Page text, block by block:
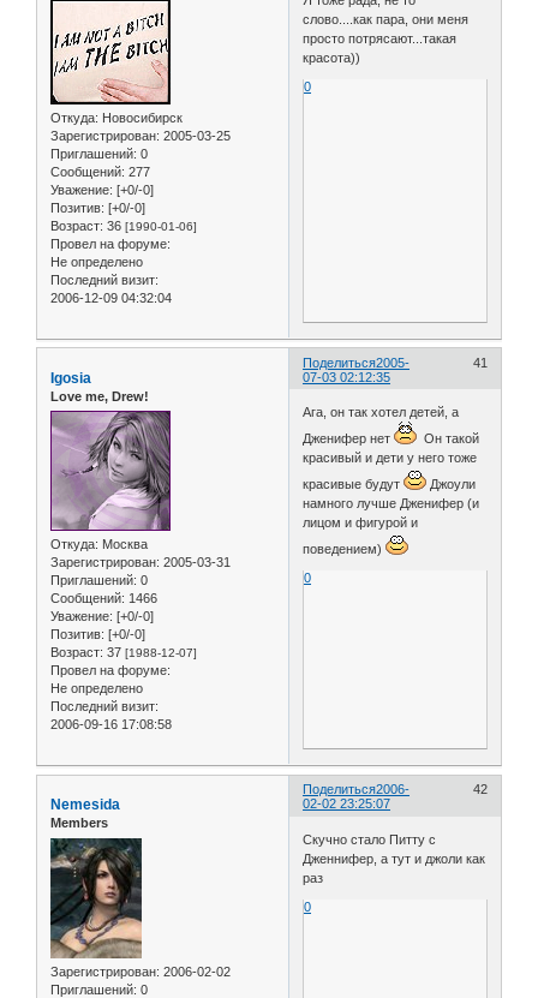
Откуда: Новосибирск
Зарегистрирован: 2005-03-25
Приглашений: 0
Сообщений: 277
Уважение: [+0/-0]
Позитив: [+0/-0]
Возраст: 36 [1990-01-06]
Провел на форуме:
Не определено
Последний визит:
2006-12-09 04:32:04
слово....как пара, они меня
просто потрясают...такая
красота))
0
Поделиться 41
2005-
07-03 02:12:35
Igosia
Love me, Drew!
Откуда: Москва
Зарегистрирован: 2005-03-31
Приглашений: 0
Сообщений: 1466
Уважение: [+0/-0]
Позитив: [+0/-0]
Возраст: 37 [1988-12-07]
Провел на форуме:
Не определено
Последний визит:
2006-09-16 17:08:58
Ага, он так хотел детей, а
Дженифер нет
Он такой
красивый и дети у него тоже
красивые будут
Джоули
намного лучше Дженифер (и
лицом и фигурой и
поведением)
0
Поделиться 42
2006-
02-02 23:25:07
Nemesida
Members
Зарегистрирован: 2006-02-02
Приглашений: 0
Скучно стало Питту с
Дженнифер, а тут и джоли как
раз
0